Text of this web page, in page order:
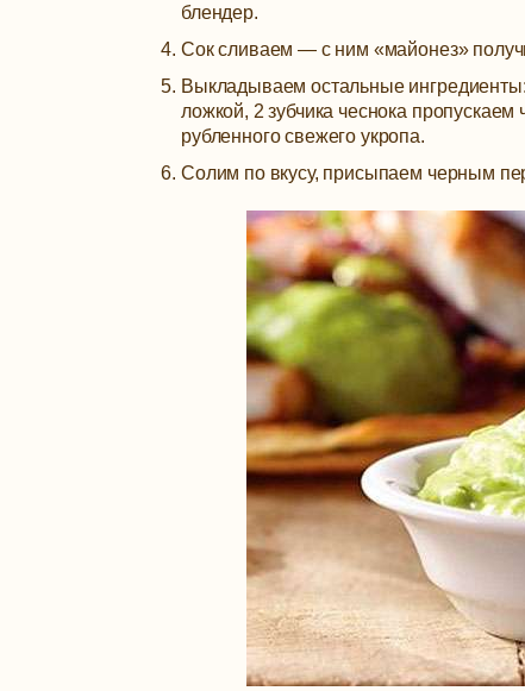
блендер.
Сок сливаем — с ним «майонез»
Выкладываем остальные
ложкой, 2 зубчика чеснока
рубленного свежего укропа.
Солим по вкусу, присыпаем черным